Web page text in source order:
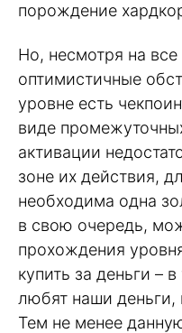
порождение
Но, несмотря на все
оптимистичные
уровне есть
виде
активации
зоне их действия,
необходима одна
в свою очередь,
прохождения
купить за деньги –
любят наши деньги,
Тем не менее